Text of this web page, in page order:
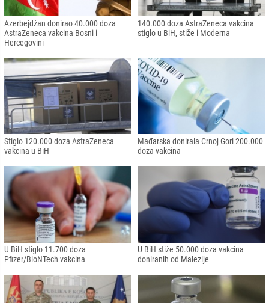
Azerbejdžan donirao 40.000 doza
AstraZeneca vakcina Bosni i
Hercegovini
140.000 doza AstraZeneca vakcina
stiglo u BiH, stiže i Moderna
Stiglo 120.000 doza AstraZeneca
vakcina u BiH
Mađarska donirala Crnoj Gori 200.000
doza vakcina
U BiH stiglo 11.700 doza
Pfizer/BioNTech vakcina
U BiH stiže 50.000 doza vakcina
doniranih od Malezije